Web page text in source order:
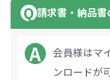
請求書・納品
会員様はマ
ンロードが